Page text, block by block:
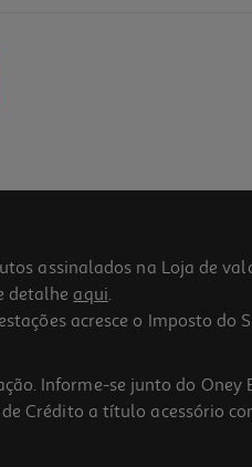
assinalados na Loja de
detalhe aqui.
acresce o Imposto do
Informe-se junto do Oney
Crédito a título acessório